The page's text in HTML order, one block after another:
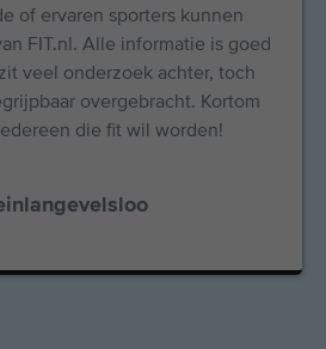
of ervaren sporters kunnen
FIT.nl. Alle informatie is goed
veel onderzoek achter, toch
overgebracht. Kortom
die fit wil worden!